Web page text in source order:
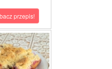
przepis!